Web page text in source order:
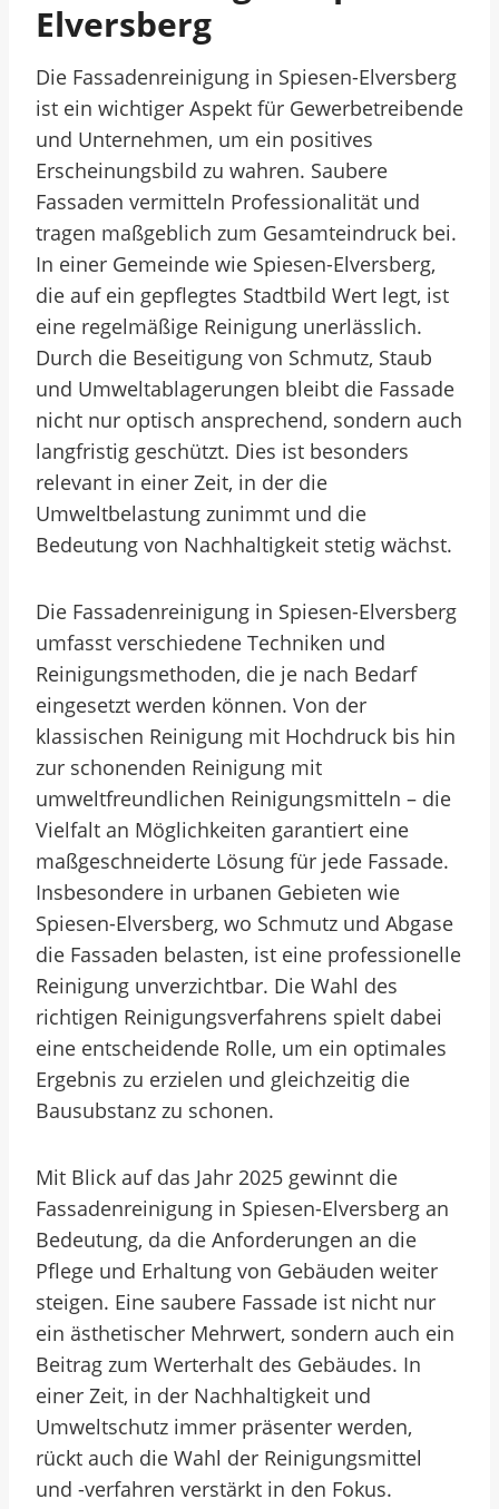
Elversberg
Die Fassadenreinigung in Spiesen-Elversberg
ist ein wichtiger Aspekt für Gewerbetreibende
und Unternehmen, um ein positives
Erscheinungsbild zu wahren. Saubere
Fassaden vermitteln Professionalität und
tragen maßgeblich zum Gesamteindruck bei.
In einer Gemeinde wie Spiesen-Elversberg,
die auf ein gepflegtes Stadtbild Wert legt, ist
eine regelmäßige Reinigung unerlässlich.
Durch die Beseitigung von Schmutz, Staub
und Umweltablagerungen bleibt die Fassade
nicht nur optisch ansprechend, sondern auch
langfristig geschützt. Dies ist besonders
relevant in einer Zeit, in der die
Umweltbelastung zunimmt und die
Bedeutung von Nachhaltigkeit stetig wächst.
Die Fassadenreinigung in Spiesen-Elversberg
umfasst verschiedene Techniken und
Reinigungsmethoden, die je nach Bedarf
eingesetzt werden können. Von der
klassischen Reinigung mit Hochdruck bis hin
zur schonenden Reinigung mit
umweltfreundlichen Reinigungsmitteln – die
Vielfalt an Möglichkeiten garantiert eine
maßgeschneiderte Lösung für jede Fassade.
Insbesondere in urbanen Gebieten wie
Spiesen-Elversberg, wo Schmutz und Abgase
die Fassaden belasten, ist eine professionelle
Reinigung unverzichtbar. Die Wahl des
richtigen Reinigungsverfahrens spielt dabei
eine entscheidende Rolle, um ein optimales
Ergebnis zu erzielen und gleichzeitig die
Bausubstanz zu schonen.
Mit Blick auf das Jahr 2025 gewinnt die
Fassadenreinigung in Spiesen-Elversberg an
Bedeutung, da die Anforderungen an die
Pflege und Erhaltung von Gebäuden weiter
steigen. Eine saubere Fassade ist nicht nur
ein ästhetischer Mehrwert, sondern auch ein
Beitrag zum Werterhalt des Gebäudes. In
einer Zeit, in der Nachhaltigkeit und
Umweltschutz immer präsenter werden,
rückt auch die Wahl der Reinigungsmittel
und -verfahren verstärkt in den Fokus.